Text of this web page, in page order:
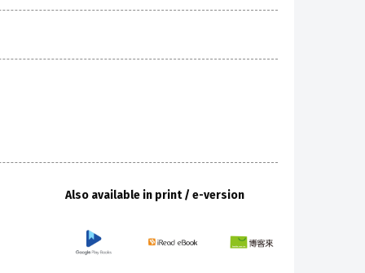
Also available in print / e-version